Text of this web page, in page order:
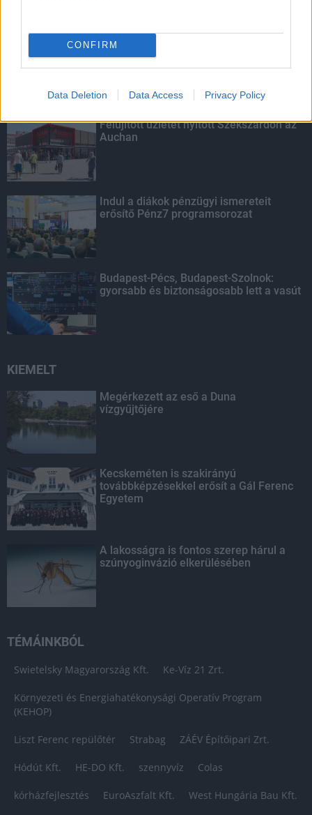
CONFIRM
Data Deletion Data Access Privacy Policy
HIRDETÉS
LEGOLVASOTTABB
Felújított üzletet nyitott Szekszárdon az
Auchan
Indul a diákok pénzügyi ismereteit
erősítő Pénz7 programsorozat
Budapest-Pécs, Budapest-Szolnok:
gyorsabb és biztonságosabb lett a vasút
KIEMELT
Megérkezett az eső a Duna
vízgyűjtőjére
Kecskeméten is szakirányú
továbbképzésekkel erősít a Gál Ferenc
Egyetem
A lakosságra is fontos szerep hárul a
szúnyoginvázió elkerülésében
TÉMÁINKBÓL
Swietelsky Magyarország Kft. Ke-Víz 21 Zrt.
Környezeti és Energiahatékonysági Operatív Program
(KEHOP)
Liszt Ferenc repülőtér Strabag ZÁÉV Építőipari Zrt.
Hódút Kft. HE-DO Kft. szennyvíz Colas
kórházfejlesztés EuroAszfalt Kft. West Hungária Bau Kft.